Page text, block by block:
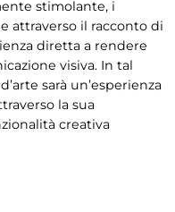
stimolante, i
attraverso il racconto di
diretta a rendere
visiva. In tal
sarà un’esperienza
la sua
creativa